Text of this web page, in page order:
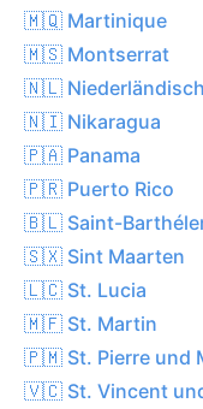
🇲🇶 Martinique
🇲🇸 Montserrat
🇳🇱
🇳🇮 Nikaragua
🇵🇦 Panama
🇵🇷 Puerto Rico
🇧🇱 Saint-
🇸🇽 Sint Maarten
🇱🇨 St. Lucia
🇲🇫 St. Martin
🇵🇲 St. Pierre und
🇻🇨 St. Vincent